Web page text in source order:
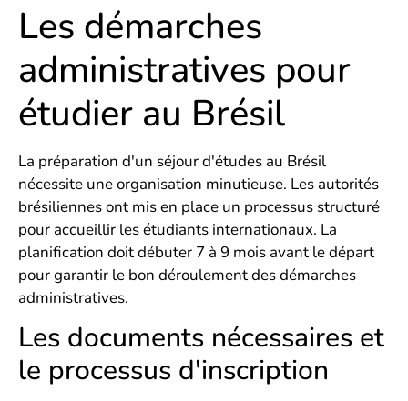
Les démarches
administratives pour
étudier au Brésil
La préparation d'un séjour d'études au Brésil
nécessite une organisation minutieuse. Les autorités
brésiliennes ont mis en place un processus structuré
pour accueillir les étudiants internationaux. La
planification doit débuter 7 à 9 mois avant le départ
pour garantir le bon déroulement des démarches
administratives.
Les documents nécessaires et
le processus d'inscription